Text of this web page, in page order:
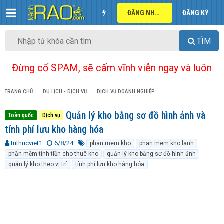
ĐĂNG NHẬP ĐĂNG KÝ
TÌM
Đừng cố SPAM, sẽ cấm vĩnh viễn ngay và luôn
TRANG CHỦ DU LỊCH - DỊCH VỤ DỊCH VỤ DOANH NGHIỆP
Toàn quốc Dịch vụ
Quản lý kho bằng sơ đồ hình ảnh và
tính phí lưu kho hàng hóa
T
h
r
e
trithucviet1
N
g
à
y
6/8/24
ừ
k
h
phan mem kho
phan mem kho lanh
phần mềm tính tiền cho thuê kho
quản lý kho bằng sơ đồ hình ảnh
quản lý kho theo vị trí
tính phí lưu kho hàng hóa